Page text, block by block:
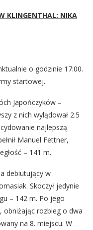
KLINGENTHAL: NIKA
o godzinie 17:00.
startowej.
Japończyków –
z nich wylądował 2.5
najlepszą
Manuel Fettner,
– 141 m.
debiutujący w
Skoczył jedynie
– 142 m. Po jego
obniżając rozbieg o dwa
na 8. miejscu. W